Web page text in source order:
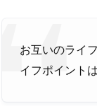
お互いのライ
イフポイント